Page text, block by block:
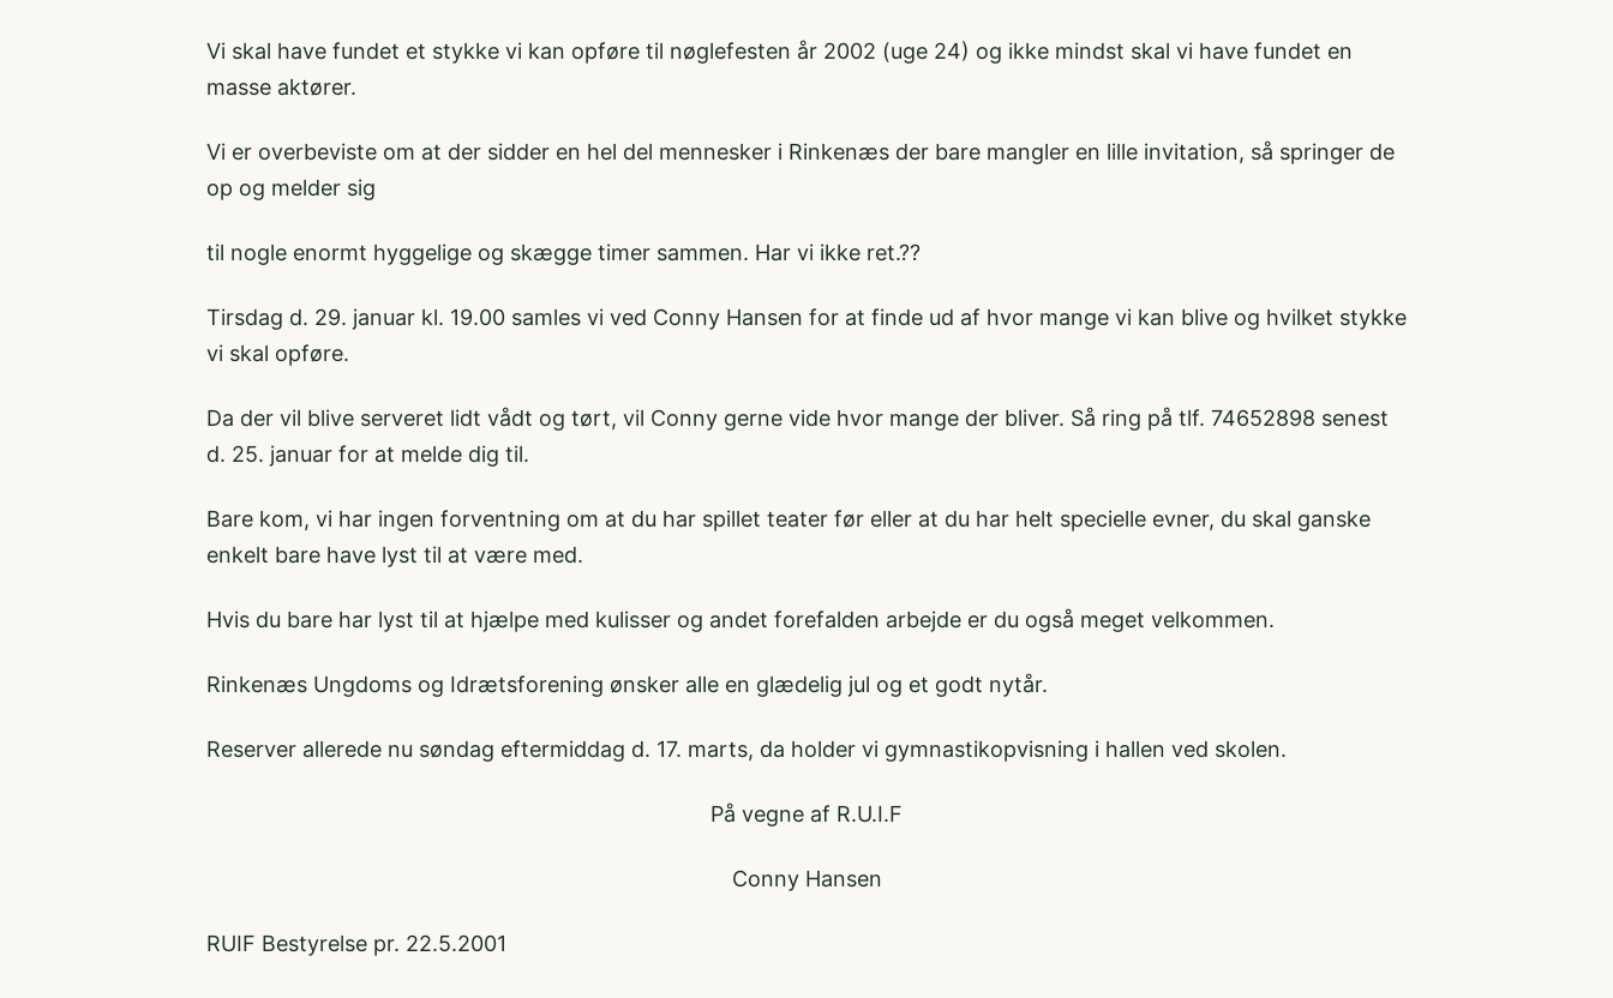
Vi skal have fundet et stykke vi kan opføre til nøglefesten år 2002 (uge 24) og ikke mindst skal vi have fundet en
masse aktører.
Vi er overbeviste om at der sidder en hel del mennesker i Rinkenæs der bare mangler en lille invitation, så springer de
op og melder sig
til nogle enormt hyggelige og skægge timer sammen. Har vi ikke ret.??
Tirsdag d. 29. januar kl. 19.00 samles vi ved Conny Hansen for at finde ud af hvor mange vi kan blive og hvilket stykke
vi skal opføre.
Da der vil blive serveret lidt vådt og tørt, vil Conny gerne vide hvor mange der bliver. Så ring på tlf. 74652898 senest
d. 25. januar for at melde dig til.
Bare kom, vi har ingen forventning om at du har spillet teater før eller at du har helt specielle evner, du skal ganske
enkelt bare have lyst til at være med.
Hvis du bare har lyst til at hjælpe med kulisser og andet forefalden arbejde er du også meget velkommen.
Rinkenæs Ungdoms og Idrætsforening ønsker alle en glædelig jul og et godt nytår.
Reserver allerede nu søndag eftermiddag d. 17. marts, da holder vi gymnastikopvisning i hallen ved skolen.
På vegne af R.U.I.F
Conny Hansen
RUIF Bestyrelse pr. 22.5.2001